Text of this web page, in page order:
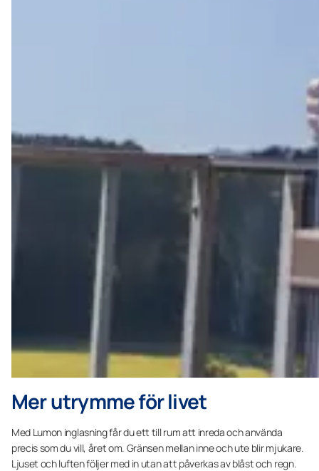
Mer utrymme för livet
Med Lumon inglasning får du ett till rum att inreda och använda
precis som du vill, året om. Gränsen mellan inne och ute blir mjukare.
Ljuset och luften följer med in utan att påverkas av blåst och regn.